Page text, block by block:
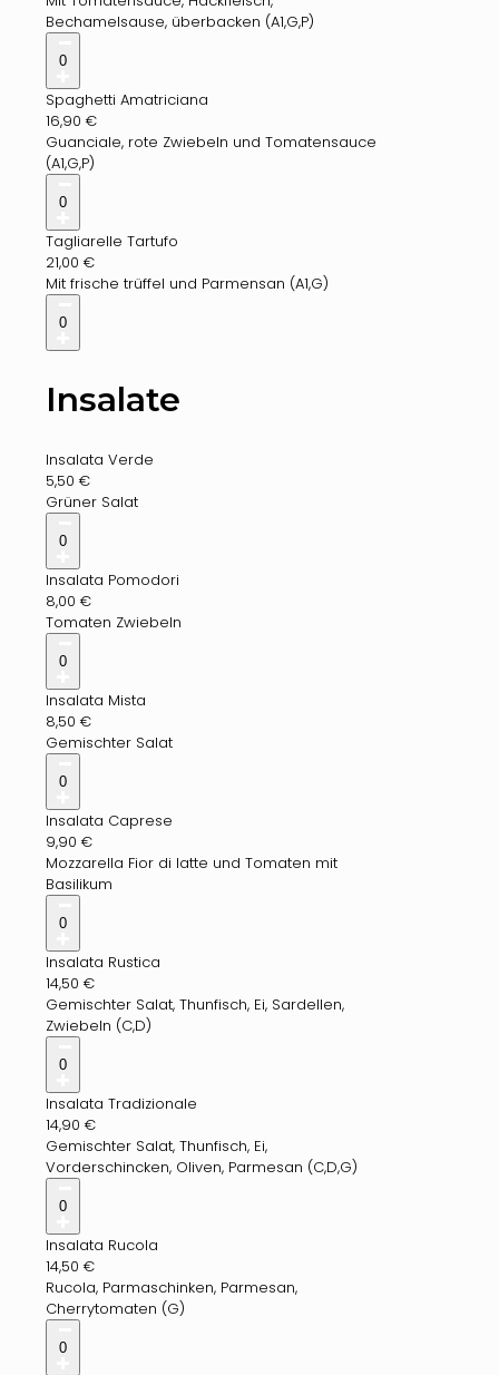
Bechamelsause, überbacken (A1,G,P)
0
Spaghetti Amatriciana
16,90 €
Guanciale, rote Zwiebeln und Tomatensauce
(A1,G,P)
0
Tagliarelle Tartufo
21,00 €
Mit frische trüffel und Parmensan (A1,G)
0
Insalate
Insalata Verde
5,50 €
Grüner Salat
0
Insalata Pomodori
8,00 €
Tomaten Zwiebeln
0
Insalata Mista
8,50 €
Gemischter Salat
0
Insalata Caprese
9,90 €
Mozzarella Fior di latte und Tomaten mit
Basilikum
0
Insalata Rustica
14,50 €
Gemischter Salat, Thunfisch, Ei, Sardellen,
Zwiebeln (C,D)
0
Insalata Tradizionale
14,90 €
Gemischter Salat, Thunfisch, Ei,
Vorderschincken, Oliven, Parmesan (C,D,G)
0
Insalata Rucola
14,50 €
Rucola, Parmaschinken, Parmesan,
Cherrytomaten (G)
0